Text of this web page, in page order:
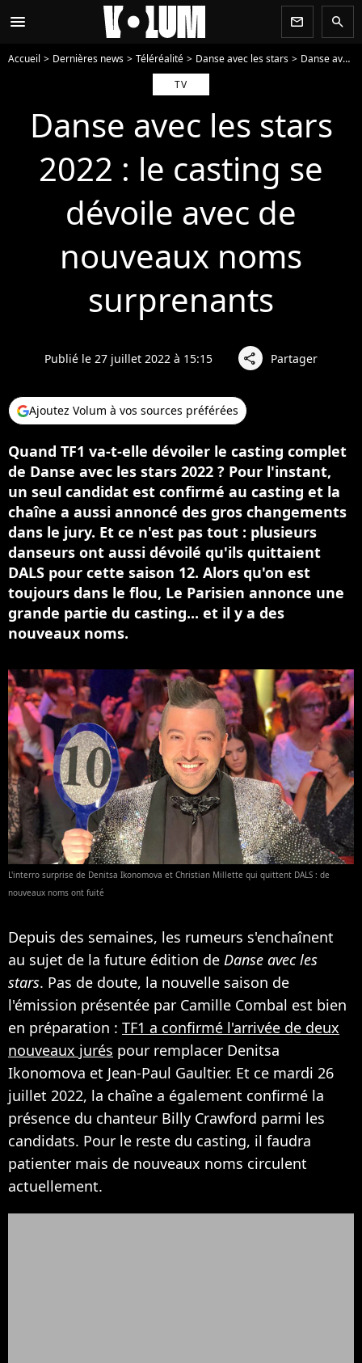
menu newsletter search
Accueil Dernières news Téléréalité Danse avec les stars
Danse avec les stars 2022 : le casting se dévoile avec de nouveaux noms surprenants
TV
Danse avec les stars
2022 : le casting se
dévoile avec de
nouveaux noms
surprenants
Publié le 27 juillet 2022 à 15:15 share Partager
Ajoutez Volum à vos sources préférées
Quand TF1 va-t-elle dévoiler le casting complet
de Danse avec les stars 2022 ? Pour l'instant,
un seul candidat est confirmé au casting et la
chaîne a aussi annoncé des gros changements
dans le jury. Et ce n'est pas tout : plusieurs
danseurs ont aussi dévoilé qu'ils quittaient
DALS pour cette saison 12. Alors qu'on est
toujours dans le flou, Le Parisien annonce une
grande partie du casting... et il y a des
nouveaux noms.
L'interro surprise de Denitsa Ikonomova et Christian Millette qui quittent DALS : de
nouveaux noms ont fuité
Depuis des semaines, les rumeurs s'enchaînent
au sujet de la future édition de Danse avec les
stars. Pas de doute, la nouvelle saison de
l'émission présentée par Camille Combal est bien
en préparation : TF1 a confirmé l'arrivée de deux
nouveaux jurés pour remplacer Denitsa
Ikonomova et Jean-Paul Gaultier. Et ce mardi 26
juillet 2022, la chaîne a également confirmé la
présence du chanteur Billy Crawford parmi les
candidats. Pour le reste du casting, il faudra
patienter mais de nouveaux noms circulent
actuellement.